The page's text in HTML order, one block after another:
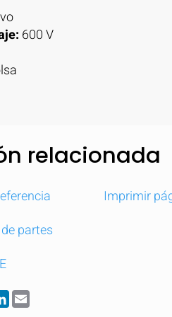
600 V
relacionada
partes
Imprimir
LinkedIn